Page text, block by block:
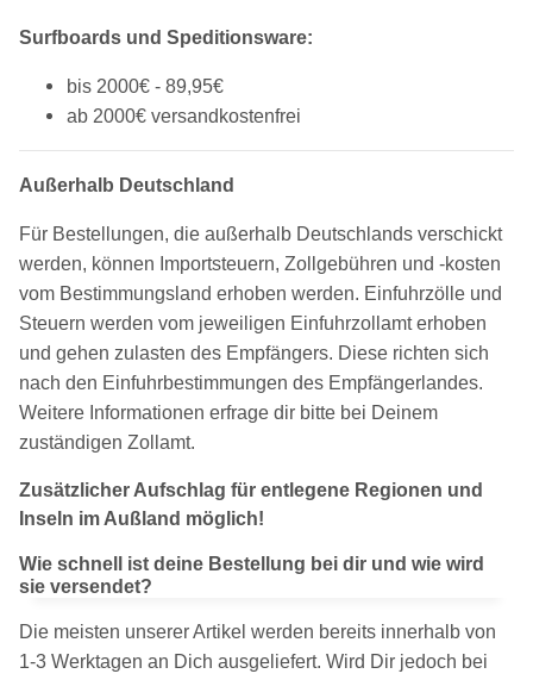
Surfboards und Speditionsware:
bis 2000€ - 89,95€
ab 2000€ versandkostenfrei
Außerhalb Deutschland
Für Bestellungen, die außerhalb Deutschlands verschickt
werden, können Importsteuern, Zollgebühren und -kosten
vom Bestimmungsland erhoben werden. Einfuhrzölle und
Steuern werden vom jeweiligen Einfuhrzollamt erhoben
und gehen zulasten des Empfängers. Diese richten sich
nach den Einfuhrbestimmungen des Empfängerlandes.
Weitere Informationen erfrage dir bitte bei Deinem
zuständigen Zollamt.
Zusätzlicher Aufschlag für entlegene Regionen und
Inseln im Außland möglich!
Wie schnell ist deine Bestellung bei dir und wie wird
sie versendet?
Die meisten unserer Artikel werden bereits innerhalb von
1-3 Werktagen an Dich ausgeliefert. Wird Dir jedoch bei